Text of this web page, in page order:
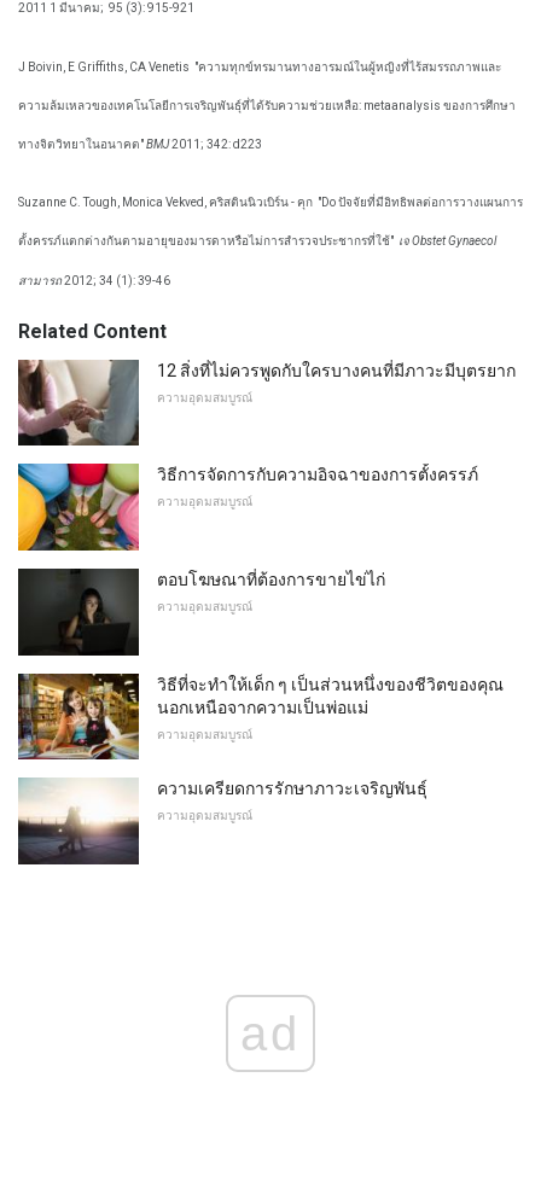
2011 1 มีนาคม; 95 (3): 915-921
J Boivin, E Griffiths, CA Venetis "ความทุกข์ทรมานทางอารมณ์ในผู้หญิงที่ไร้สมรรถภาพและ
ความล้มเหลวของเทคโนโลยีการเจริญพันธุ์ที่ได้รับความช่วยเหลือ: metaanalysis ของการศึกษา
ทางจิตวิทยาในอนาคต"BMJ2011; 342: d223
Suzanne C. Tough, Monica Vekved, คริสตินนิวเบิร์น - คุก "Do ปัจจัยที่มีอิทธิพลต่อการวางแผนการ
ตั้งครรภ์แตกต่างกันตามอายุของมารดาหรือไม่การสำรวจประชากรที่ใช้" เจ Obstet Gynaecol
สามารถ2012; 34 (1): 39-46
Related Content
12 สิ่งที่ไม่ควรพูดกับใครบางคนที่มีภาวะมีบุตรยาก
ความอุดมสมบูรณ์
วิธีการจัดการกับความอิจฉาของการตั้งครรภ์
ความอุดมสมบูรณ์
ตอบโฆษณาที่ต้องการขายไข่ไก่
ความอุดมสมบูรณ์
วิธีที่จะทำให้เด็ก ๆ เป็นส่วนหนึ่งของชีวิตของคุณ
นอกเหนือจากความเป็นพ่อแม่
ความอุดมสมบูรณ์
ความเครียดการรักษาภาวะเจริญพันธุ์
ความอุดมสมบูรณ์
ad